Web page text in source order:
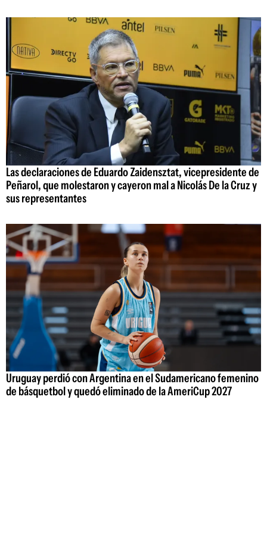
Las declaraciones de Eduardo Zaidensztat, vicepresidente de
Peñarol, que molestaron y cayeron mal a Nicolás De la Cruz y
sus representantes
Uruguay perdió con Argentina en el Sudamericano femenino
de básquetbol y quedó eliminado de la AmeriCup 2027